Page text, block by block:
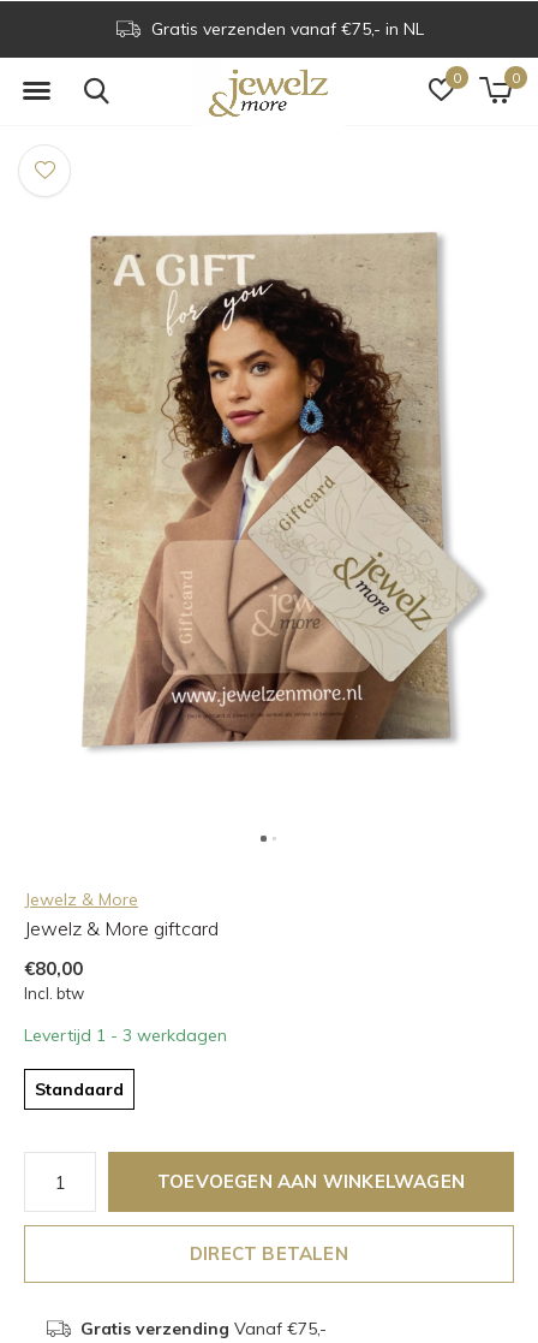
0 0
Gratis verzenden vanaf €75,- in NL
Jewelz & More
Jewelz & More giftcard
€80,00
Incl. btw
Levertijd 1 - 3 werkdagen
Standaard
TOEVOEGEN AAN WINKELWAGEN
DIRECT BETALEN
Gratis verzending Vanaf €75,-